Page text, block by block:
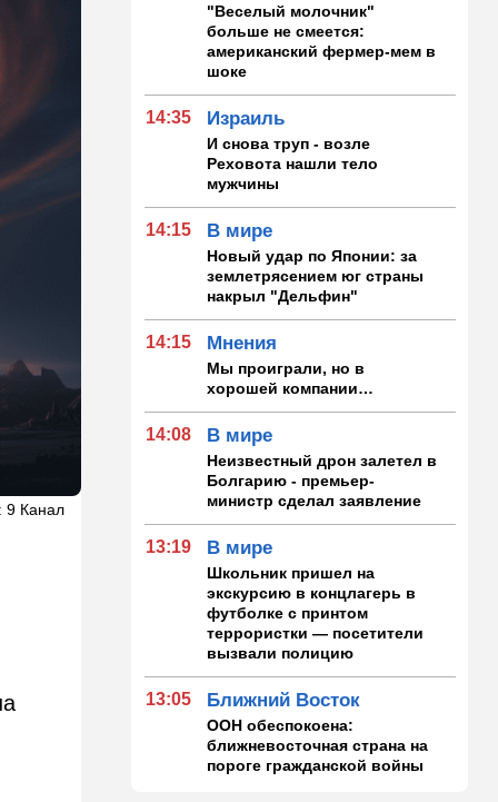
9 Канал
"Веселый молочник"
больше не смеется:
американский фермер-мем в
шоке
14:35 Израиль
И снова труп - возле
Реховота нашли тело
мужчины
14:15 В мире
Новый удар по Японии: за
землетрясением юг страны
накрыл "Дельфин"
14:15 Мнения
Мы проиграли, но в
хорошей компании…
14:08 В мире
Неизвестный дрон залетел в
Болгарию - премьер-
министр сделал заявление
13:19 В мире
Школьник пришел на
экскурсию в концлагерь в
футболке с принтом
террористки — посетители
вызвали полицию
13:05 Ближний Восток
ООН обеспокоена:
ближневосточная страна на
пороге гражданской войны